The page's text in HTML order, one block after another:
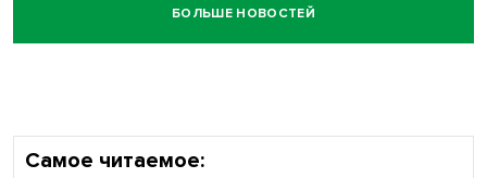
БОЛЬШЕ НОВОСТЕЙ
Самое читаемое: